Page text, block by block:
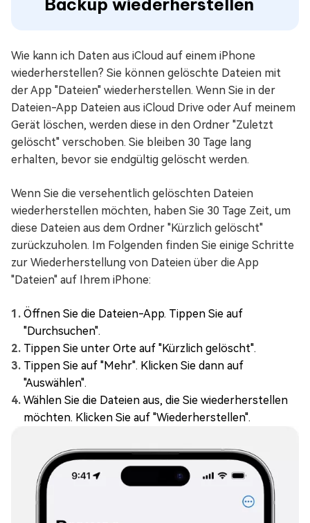
Backup wiederherstellen
Wie kann ich Daten aus iCloud auf einem iPhone
wiederherstellen? Sie können gelöschte Dateien mit
der App "Dateien" wiederherstellen. Wenn Sie in der
Dateien-App Dateien aus iCloud Drive oder Auf meinem
Gerät löschen, werden diese in den Ordner "Zuletzt
gelöscht" verschoben. Sie bleiben 30 Tage lang
erhalten, bevor sie endgültig gelöscht werden.
Wenn Sie die versehentlich gelöschten Dateien
wiederherstellen möchten, haben Sie 30 Tage Zeit, um
diese Dateien aus dem Ordner "Kürzlich gelöscht"
zurückzuholen. Im Folgenden finden Sie einige Schritte
zur Wiederherstellung von Dateien über die App
"Dateien" auf Ihrem iPhone:
Öffnen Sie die Dateien-App. Tippen Sie auf
"Durchsuchen".
Tippen Sie unter Orte auf "Kürzlich gelöscht".
Tippen Sie auf "Mehr". Klicken Sie dann auf
"Auswählen".
Wählen Sie die Dateien aus, die Sie wiederherstellen
möchten. Klicken Sie auf "Wiederherstellen".